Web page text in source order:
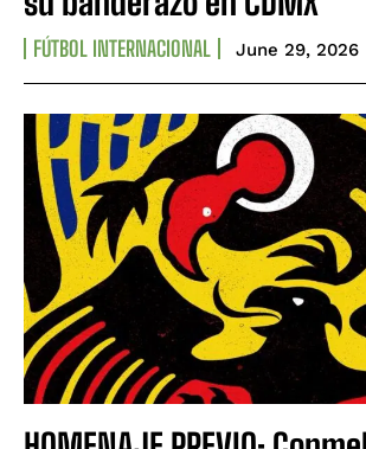
FÚTBOL INTERNACIONAL June 29, 2026